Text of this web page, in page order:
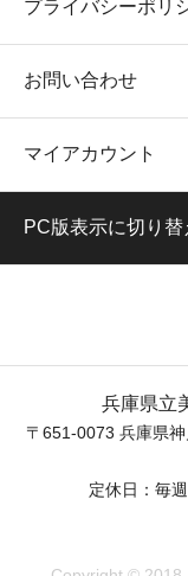
プライバシーポリ
お問い合わせ
マイアカウント
PC版表示に切り替
兵庫県立
〒651-0073 兵庫県
定休日：毎週月